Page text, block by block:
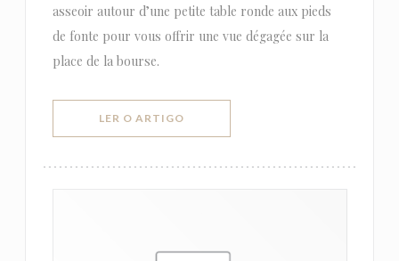
asseoir autour d’une petite table ronde aux pieds
de fonte pour vous offrir une vue dégagée sur la
place de la bourse.
LER O ARTIGO((ABRE NUMA NOVA JANELA))